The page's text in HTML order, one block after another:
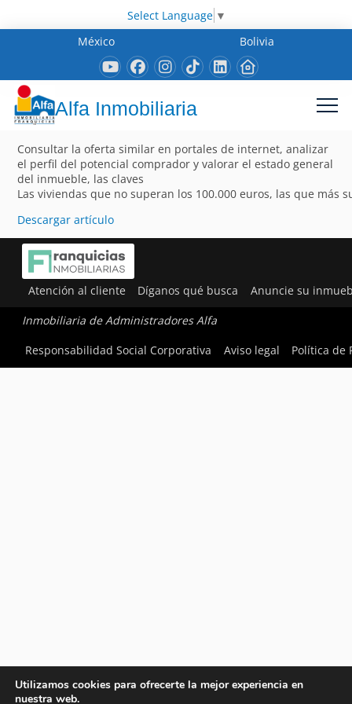
Select Language ▼
México
Bolivia
Alfa Inmobiliaria
Consultar la oferta similar en portales de internet, analizar
el perfil del potencial comprador y valorar el estado general
del inmueble, las claves
Las viviendas que no superan los 100.000 euros, las que más
Descargar artículo
Atención al cliente Díganos qué busca Anuncie su
Inmobiliaria de Administradores Alfa
Responsabilidad Social Corporativa
Aviso legal Política de
Utilizamos cookies para ofrecerte la mejor experiencia en
nuestra web.